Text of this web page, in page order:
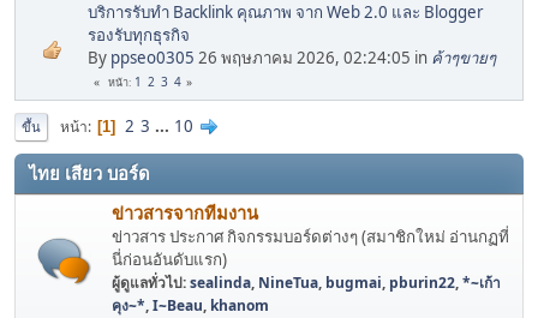
บริการรับทำ Backlink คุณภาพ จาก Web 2.0 และ Blogger
รองรับทุกธุรกิจ
By ppseo0305 26 พฤษภาคม 2026, 02:24:05 in ค้าๆขายๆ
หน้า 1 2 3 4
ขึ้น หน้า 1 2 3 ... 10
ไทย เสียว บอร์ด
ข่าวสารจากทีมงาน
ข่าวสาร ประกาศ กิจกรรมบอร์ดต่างๆ (สมาชิกใหม่ อ่านกฏที่
นี่ก่อนอันดับแรก)
ผู้ดูแลทั่วไป:sealinda, NineTua, bugmai, pburin22,*~เก้า
คุง~*,I~Beau, khanom